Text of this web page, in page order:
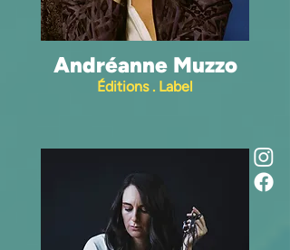
Andréanne Muzzo
Éditions . Label